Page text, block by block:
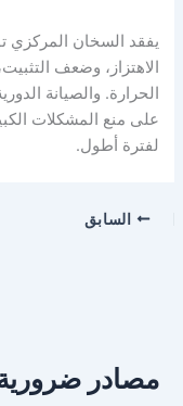
يفقد السخان المركزي
الاهتزاز، وضعف
الحرارة. والصيانة
على منع المشكلات
لفترة أطول.
السابق
مصادر